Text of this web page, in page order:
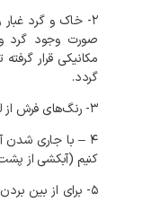
۲- خاک و گرد
صورت وجود گرد
مکانیکی قرار
گردد.
۳- رنگ‌های فرش از لحاظ پایداری و ثبات تست می شوند .
۴ – با جاری شدن
کنیم (آبکشی از
۵- برای از بین